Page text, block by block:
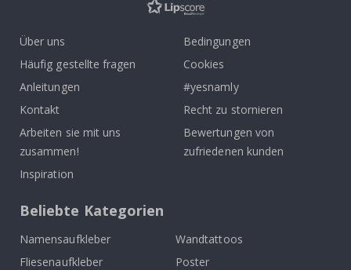
Über uns
Häufig gestellte fragen
Anleitungen
Kontakt
Arbeiten sie mit uns
zusammen!
Inspiration
Bedingungen
Cookies
#yesnamly
Recht zu stornieren
Bewertungen von
zufriedenen kunden
Beliebte Kategorien
Namensaufkleber
Wandtattoos
Fliesenaufkleber
Poster